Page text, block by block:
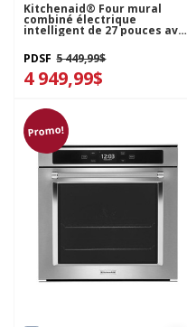
Kitchenaid® Four mural
combiné électrique
intelligent de 27 pouces avec
modes de cuisson assistée -
Fini PrintShield™ KOEC727SPS
PDSF 5 449,99$
4 949,99$
Promo!